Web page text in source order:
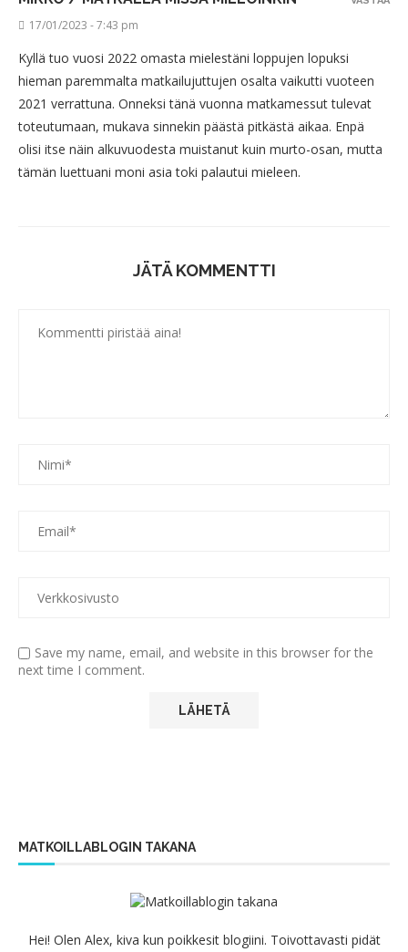
17/01/2023 - 7:43 pm
Kyllä tuo vuosi 2022 omasta mielestäni loppujen lopuksi
hieman paremmalta matkailujuttujen osalta vaikutti vuoteen
2021 verrattuna. Onneksi tänä vuonna matkamessut tulevat
toteutumaan, mukava sinnekin päästä pitkästä aikaa. Enpä
olisi itse näin alkuvuodesta muistanut kuin murto-osan, mutta
tämän luettuani moni asia toki palautui mieleen.
JÄTÄ KOMMENTTI
Save my name, email, and website in this browser for the
next time I comment.
MATKOILLABLOGIN TAKANA
Hei! Olen Alex, kiva kun poikkesit blogiini. Toivottavasti pidät